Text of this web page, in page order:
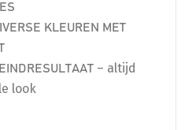
KLEUREN MET
– altijd
look